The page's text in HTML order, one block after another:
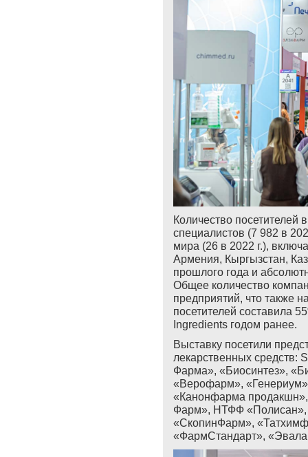
Количество посетителей
специалистов (7 982 в
мира (26 в 2022 г.),
Армения, Кыргызстан,
прошлого года и
Общее количество
предприятий, что также
посетителей составила
Ingredients годом ранее.
Выставку посетили
лекарственных средств:
Фарма», «Биосинтез»,
«Верофарм»,
«Канонфарма
Фарм», НТФФ
«СкопинФарм»,
«ФармСтандарт»,